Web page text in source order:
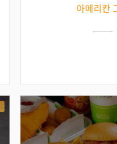
아메리칸